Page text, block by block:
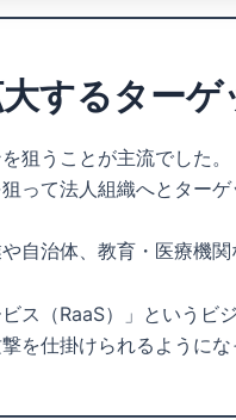
するターゲ
狙うことが主流でした。
って法人組織へとターゲ
自治体、教育・医療機関
ス（RaaS）」というビ
を仕掛けられるようにな